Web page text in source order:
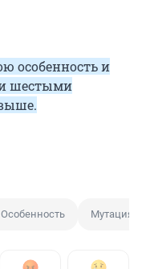
особенность и
шестыми
Особенность Мутация